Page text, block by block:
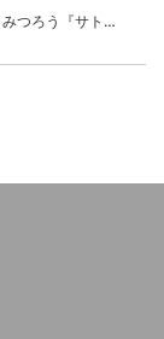
【みつろうTV506話】さとうみつろう『サトレル男塾』編②「不思議な棒をお尻に…」